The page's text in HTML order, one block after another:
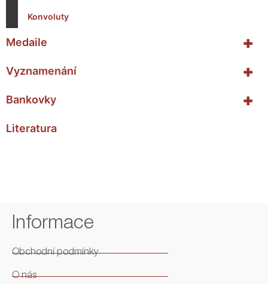
Konvoluty
+
Medaile
+
Vyznamenání
+
Bankovky
Literatura
Informace
Obchodní podmínky
O nás